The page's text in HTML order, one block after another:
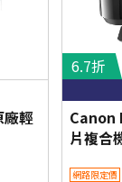
輕
6.7折
Canon
片複合
網路限定價